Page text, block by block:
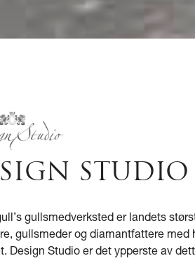
STUDIO
gullsmedverksted er landets
gullsmeder og diamantfattere med
Design Studio er det ypperste av